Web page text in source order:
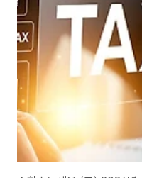
지표이지만, 단순히 “낮으면 싸고
흔들릴 수 있습니다.이번 글에서는
활용법, 해석할 때 반드시 체크해야
드리겠습니다..